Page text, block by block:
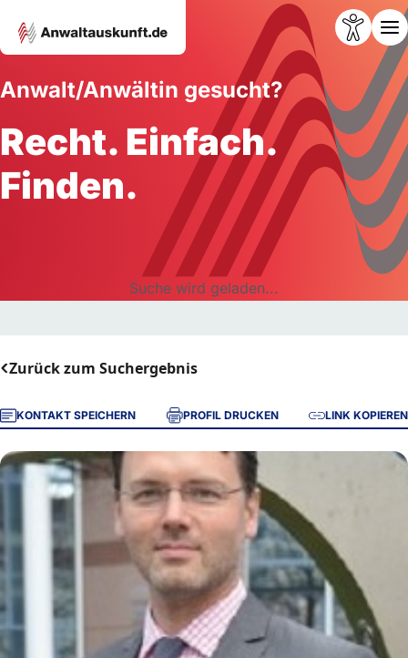
Anwalt/Anwältin gesucht?
Recht. Einfach.
Finden.
Suche wird geladen...
Zurück zum Suchergebnis
KONTAKT SPEICHERN PROFIL DRUCKEN LINK KOPIEREN